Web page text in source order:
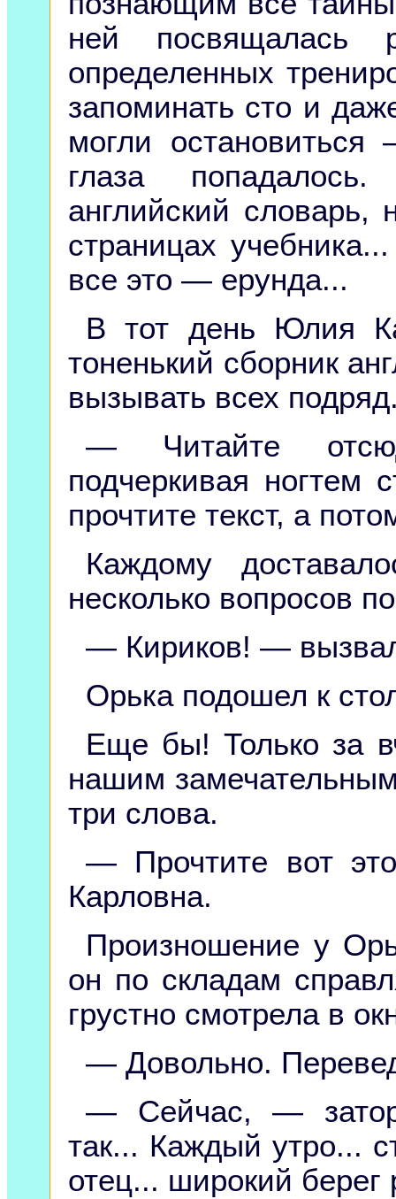
ней посвящалась
определенных
запоминать сто и
могли
глаза
английский словарь,
страницах
все это — ерунда...
В тот день Юлия
тоненький сборник
вызывать всех
— Читайте
подчеркивая ногтем
прочтите текст, а
Каждому
несколько вопросов
— Кириков! —
Орька подошел к
Еще бы! Только за
нашим
три слова.
— Прочтите вот
Карловна.
Произношение у
он по складам
грустно смотрела в
— Довольно.
— Сейчас, —
так... Каждый утро...
отец... широкий берег